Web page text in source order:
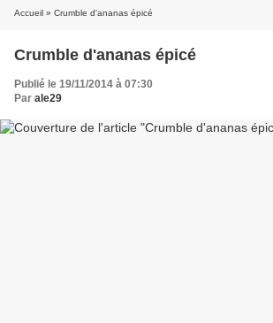
Accueil » Crumble d'ananas épicé
Crumble d'ananas épicé
Publié le 19/11/2014 à 07:30
Par ale29